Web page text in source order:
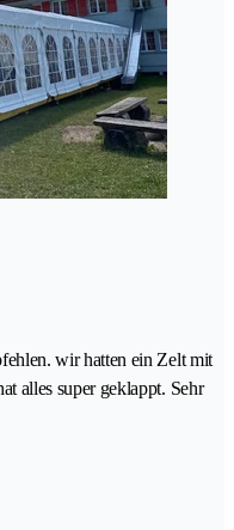
wir hatten ein Zelt mit
alles super geklappt. Sehr